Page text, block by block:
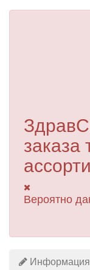
заказа
Вероятно
Информация